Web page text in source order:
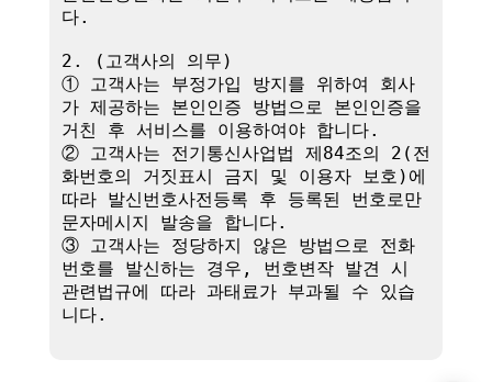
다.
2. (고객사의 의무)
① 고객사는 부정가입 방지를 위하여 회사
가 제공하는 본인인증 방법으로 본인인증을
거친 후 서비스를 이용하여야 합니다.
② 고객사는 전기통신사업법 제84조의 2(전
화번호의 거짓표시 금지 및 이용자 보호)에
따라 발신번호사전등록 후 등록된 번호로만
문자메시지 발송을 합니다.
③ 고객사는 정당하지 않은 방법으로 전화
번호를 발신하는 경우, 번호변작 발견 시
관련법규에 따라 과태료가 부과될 수 있습
니다.